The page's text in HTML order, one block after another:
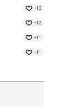
+13
+12
+11
+11